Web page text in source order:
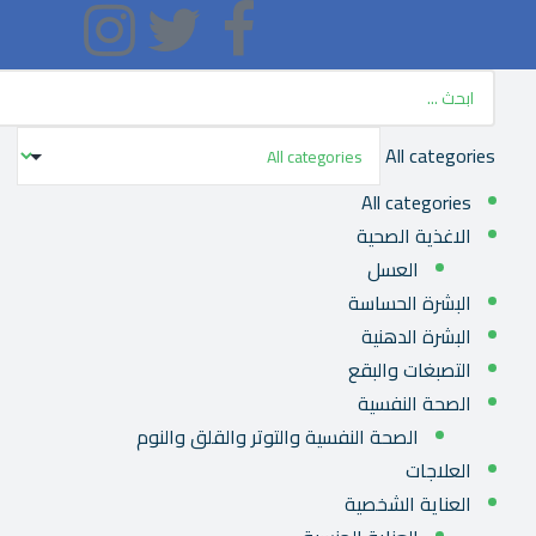
All categories
All categories
الاغذية الصحية
العسل
البشرة الحساسة
البشرة الدهنية
التصبغات والبقع
الصحة النفسية
الصحة النفسية والتوتر والقلق والنوم
العلاجات
العناية الشخصية